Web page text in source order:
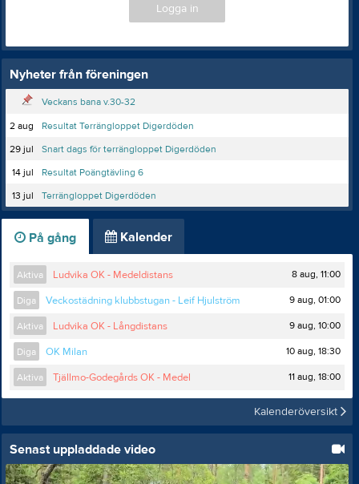
Logga in
Nyheter från föreningen
Veckans bana v.30-32
2 aug
Resultat Terrängloppet Digerdöden
29 jul
Snart dags för terrängloppet Digerdöden
14 jul
Resultat Poängtävling 6
13 jul
Terrängloppet Digerdöden
På gång Kalender
Aktiva Ludvika OK - Medeldistans 8 aug, 11:00
Diga Veckostädning klubbstugan - Leif Hjulström 9 aug, 01:00
Aktiva Ludvika OK - Långdistans 9 aug, 10:00
Diga OK Milan 10 aug, 18:30
Aktiva Tjällmo-Godegårds OK - Medel 11 aug, 18:00
Kalenderöversikt
Senast uppladdade video